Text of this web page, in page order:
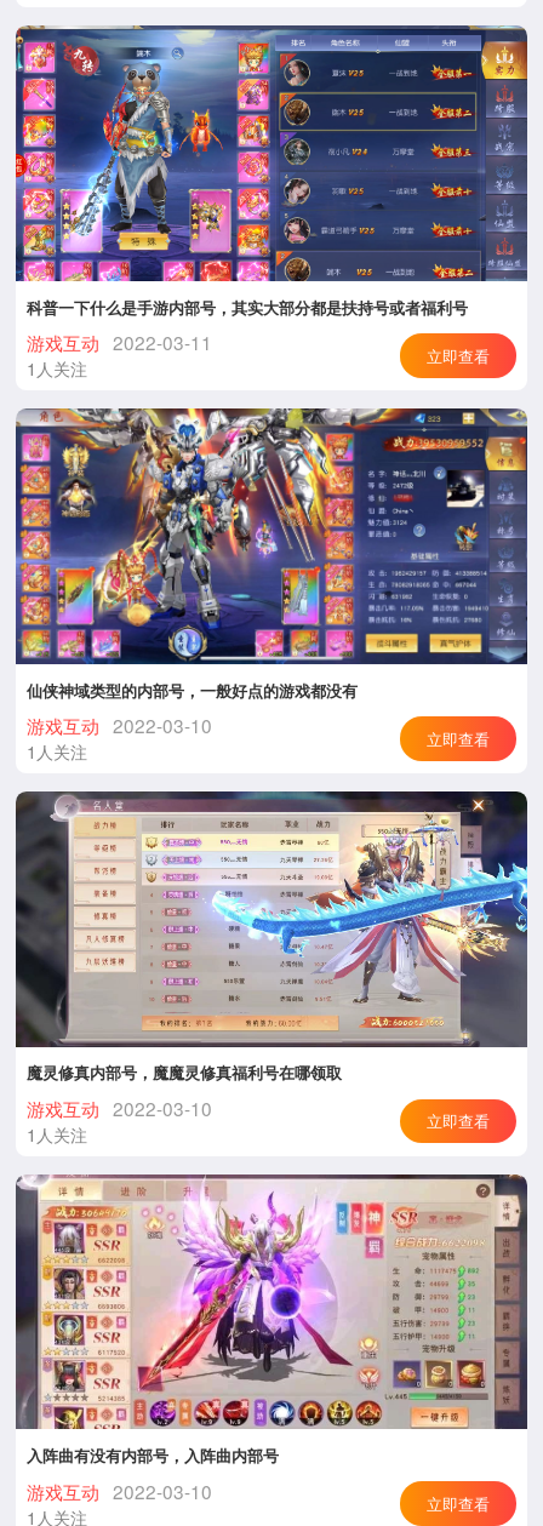
科普一下什么是手游内部号，其实大部分都是扶持号或者福利号
游戏互动 2022-03-11
1人关注
立即查看
仙侠神域类型的内部号，一般好点的游戏都没有
游戏互动 2022-03-10
1人关注
立即查看
魔灵修真内部号，魔魔灵修真福利号在哪领取
游戏互动 2022-03-10
1人关注
立即查看
入阵曲有没有内部号，入阵曲内部号
游戏互动 2022-03-10
1人关注
立即查看